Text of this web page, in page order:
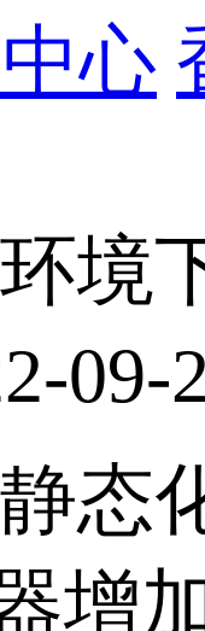
心
境
09-
化
增